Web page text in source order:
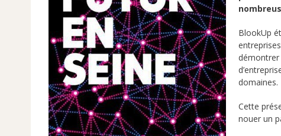
BlookUp
démontrer
Cette
nouer un